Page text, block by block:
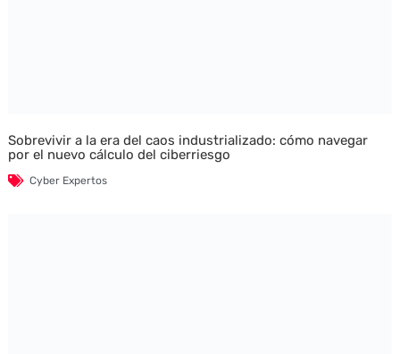
Sobrevivir a la era del caos industrializado: cómo navegar
por el nuevo cálculo del ciberriesgo
Cyber Expertos